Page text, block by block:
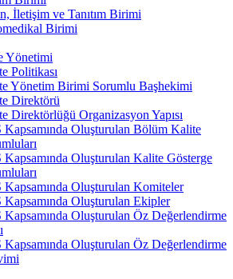
İletişim ve Tanıtım Birimi
Birimi
Yönetimi
Politikası
Yönetim Birimi Sorumlu Başhekimi
Direktörü
Direktörlüğü Organizasyon Yapısı
Kapsamında Oluşturulan Bölüm Kalite
Kapsamında Oluşturulan Kalite Gösterge
Kapsamında Oluşturulan Komiteler
Kapsamında Oluşturulan Ekipler
Kapsamında Oluşturulan Öz Değerlendirme
Kapsamında Oluşturulan Öz Değerlendirme